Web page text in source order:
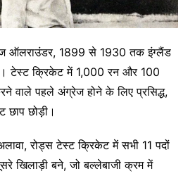
ऑलराउंडर, 1899 से 1930 तक इंग्लैंड
टेस्ट क्रिकेट में 1,000 रन और 100
वाले पहले अंग्रेज होने के लिए प्रसिद्ध,
छोड़ी।
रोड्स टेस्ट क्रिकेट में सभी 11 पदों
खिलाड़ी बने, जो बल्लेबाजी क्रम में